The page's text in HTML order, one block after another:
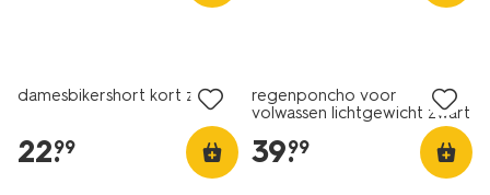
damesbikershort kort zwart
22.
99
regenponcho voor
volwassen lichtgewicht zwart
39.
99